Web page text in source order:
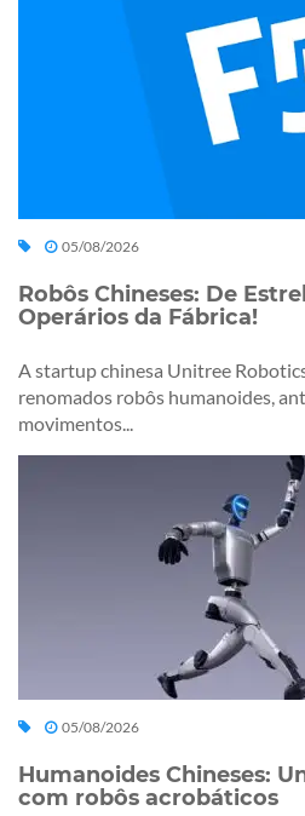
05/08/2026
Robôs Chineses: De
Operários da Fábrica!
A startup chinesa Unitree
renomados robôs humanoides,
movimentos...
05/08/2026
Humanoides Chineses:
com robôs acrobáticos